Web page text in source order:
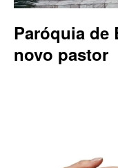
Paróquia de
novo pastor